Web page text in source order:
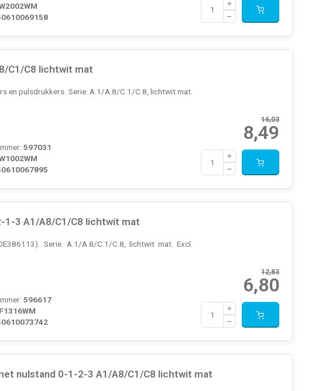
C1/C8 lichtwit mat
en pulsdrukkers. Serie: A.1/A.8/C.1/C.8, lichtwit mat.
16,03
8,49
597031
1-3 A1/A8/C1/C8 lichtwit mat
Serie: A.1/A.8/C.1/C.8, lichtwit mat. Excl.
12,83
6,80
596617
nulstand 0-1-2-3 A1/A8/C1/C8 lichtwit mat